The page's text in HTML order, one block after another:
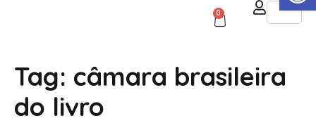
0
Tag: câmara brasileira
do livro